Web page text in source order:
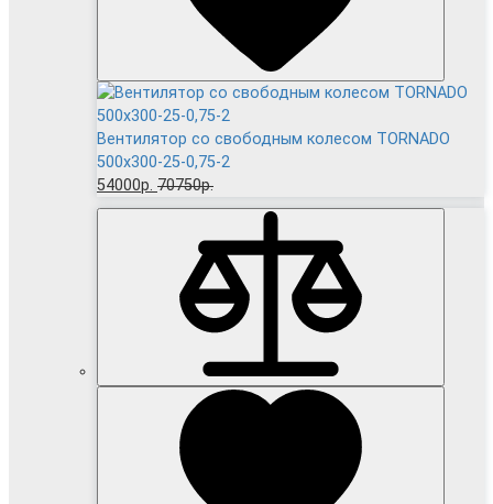
Вентилятор cо свободным колесом TORNADO
500x300-25-0,75-2
54000р. 70750р.